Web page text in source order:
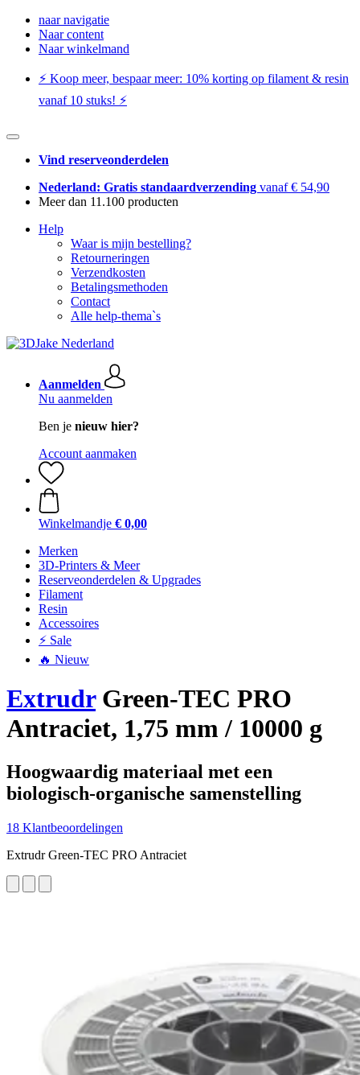
naar navigatie
Naar content
Naar winkelmand
⚡️ Koop meer, bespaar meer: ​​10% korting op filament & resin
vanaf 10 stuks! ⚡️
Vind reserveonderdelen
Nederland: Gratis standaardverzending vanaf € 54,90
Meer dan 11.100 producten
Help
Waar is mijn bestelling?
Retourneringen
Verzendkosten
Betalingsmethoden
Contact
Alle help-thema`s
Aanmelden
Nu aanmelden
Ben je nieuw hier?
Account aanmaken
Winkelmandje € 0,00
Merken
3D-Printers & Meer
Reserveonderdelen & Upgrades
Filament
Resin
Accessoires
⚡ Sale
🔥 Nieuw
ExtrudrGreen-TEC PRO
Antraciet, 1,75 mm / 10000 g
Hoogwaardig materiaal met een
biologisch-organische samenstelling
18 Klantbeoordelingen
Extrudr Green-TEC PRO Antraciet